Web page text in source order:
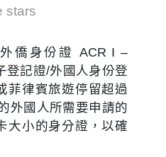
stars
僑身份證 ACR I –
登記證/外國人身份登
菲律賓旅遊停留超過
外國人所需要申請的
大小的身分證，以確